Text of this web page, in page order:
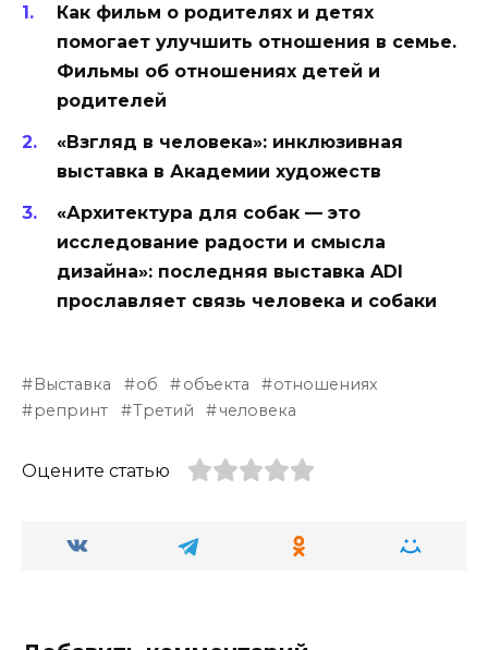
Как фильм о родителях и детях
помогает улучшить отношения в семье.
Фильмы об отношениях детей и
родителей
«Взгляд в человека»: инклюзивная
выставка в Академии художеств
«Архитектура для собак — это
исследование радости и смысла
дизайна»: последняя выставка ADI
прославляет связь человека и собаки
Выставка об объекта
отношениях
репринт
Третий человека
Оцените статью